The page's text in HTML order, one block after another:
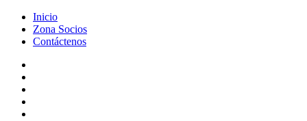
Inicio
Zona Socios
Contáctenos